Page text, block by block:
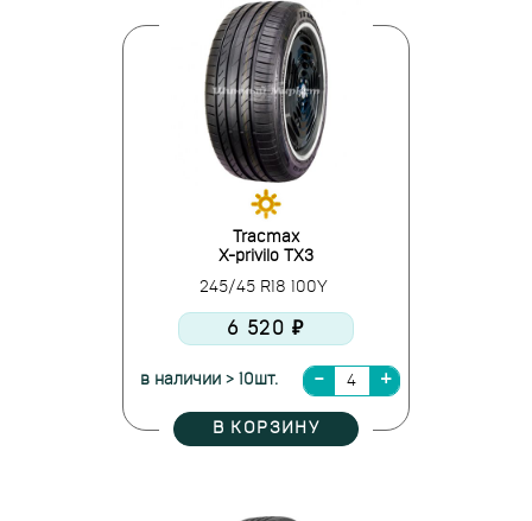
Tracmax
X-privilo TX3
245/45 R18 100Y
6 520 ₽
в наличии > 10шт.
В КОРЗИНУ